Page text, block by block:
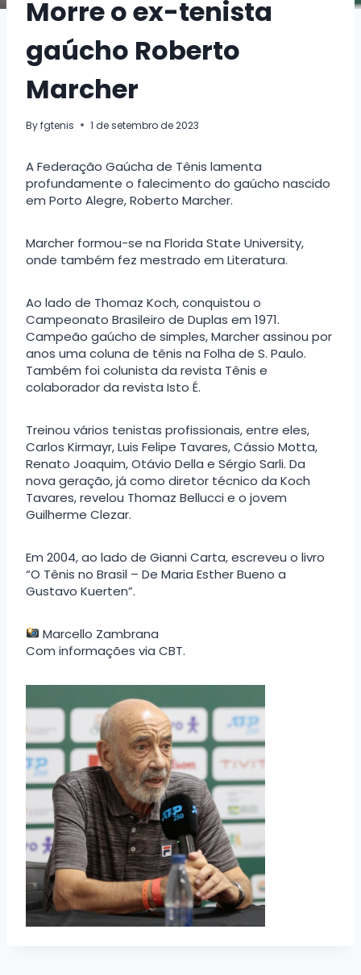
Morre o ex-tenista
gaúcho Roberto
Marcher
Byfgtenis 1 de setembro de 2023
A Federação Gaúcha de Tênis lamenta
profundamente o falecimento do gaúcho nascido
em Porto Alegre, Roberto Marcher.
Marcher formou-se na Florida State University,
onde também fez mestrado em Literatura.
Ao lado de Thomaz Koch, conquistou o
Campeonato Brasileiro de Duplas em 1971.
Campeão gaúcho de simples, Marcher assinou por
anos uma coluna de tênis na Folha de S. Paulo.
Também foi colunista da revista Tênis e
colaborador da revista Isto É.
Treinou vários tenistas profissionais, entre eles,
Carlos Kirmayr, Luis Felipe Tavares, Cássio Motta,
Renato Joaquim, Otávio Della e Sérgio Sarli. Da
nova geração, já como diretor técnico da Koch
Tavares, revelou Thomaz Bellucci e o jovem
Guilherme Clezar.
Em 2004, ao lado de Gianni Carta, escreveu o livro
“O Tênis no Brasil – De Maria Esther Bueno a
Gustavo Kuerten”.
Marcello Zambrana
Com informações via CBT.